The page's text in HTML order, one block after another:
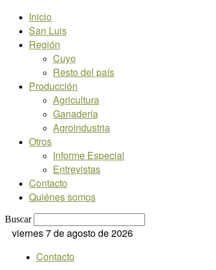
Inicio
San Luis
Región
Cuyo
Resto del país
Producción
Agricultura
Ganadería
Agroindustria
Otros
Informe Especial
Entrevistas
Contacto
Quiénes somos
Buscar
viernes 7 de agosto de 2026
Contacto